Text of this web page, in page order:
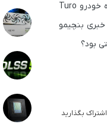
بسیار بزرگ و/یا یک بمب» را عامل احتمالی این حادثه معرفی کرده است. علاوه بر این، شبکه خبری CNN اعلام کرده که سایبرتراک تسلا از شرکت اجاره خودرو Turo
بنچیمو
بود؟
اشتراک بگذارید